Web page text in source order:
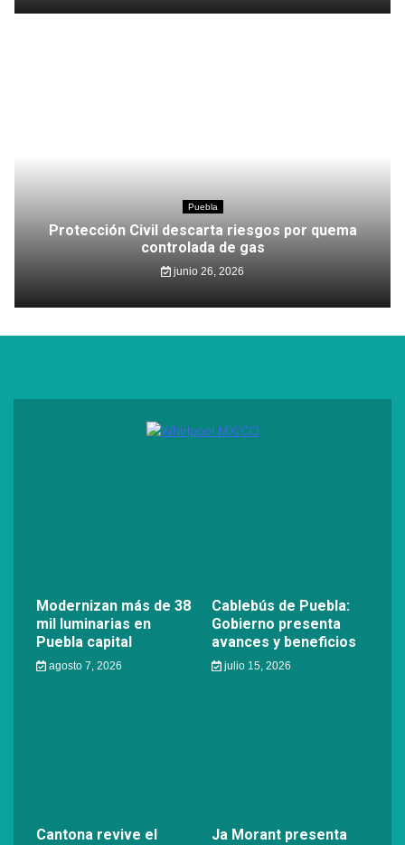
Puebla
Protección Civil descarta riesgos por quema
controlada de gas
junio 26, 2026
Modernizan más de 38
mil luminarias en
Puebla capital
agosto 7, 2026
Cablebús de Puebla:
Gobierno presenta
avances y beneficios
julio 15, 2026
Cantona revive el
Ja Morant presenta